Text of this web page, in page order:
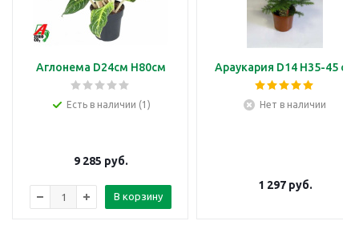
Аглонема D24см H80см
Есть в наличии (1)
9 285 руб.
В корзину
Араукария D14 H35-45 см
Нет в наличии
1 297руб.